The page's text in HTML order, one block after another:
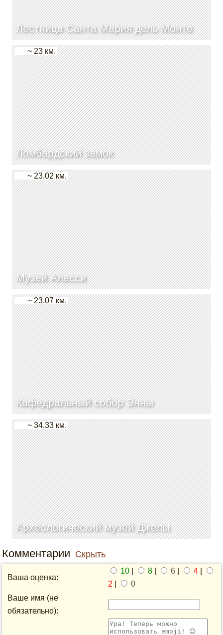
Лестница Санта Мария дель Монте
Ломбардский замок
~ 23 км.
Музей Алесси
~ 23.02 км.
Кафедральный собор Энны
~ 23.07 км.
Археологический музей Джелы
~ 34.33 км.
Комментарии Скрыть
Ваша оценка:
10 8 6 4
2
0
Ваше имя (не
обязательно):